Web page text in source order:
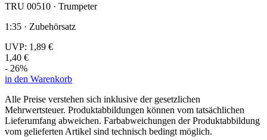
TRU 00510 · Trumpeter
1:35 · Zubehörsatz
UVP: 1,89 €
1,40 €
- 26%
in den Warenkorb
Alle Preise verstehen sich inklusive der gesetzlichen
Mehrwertsteuer. Produktabbildungen können vom tatsächlichen
Lieferumfang abweichen. Farbabweichungen der Produktabbildung
vom gelieferten Artikel sind technisch bedingt möglich.